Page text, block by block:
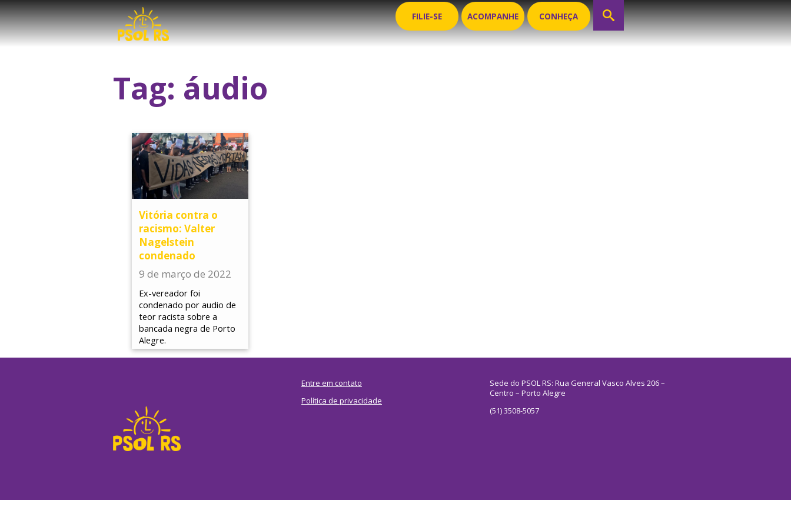
FILIE-SE ACOMPANHE CONHEÇA
Tag: áudio
Vitória contra o
racismo: Valter
Nagelstein
condenado
9 de março de 2022
Ex-vereador foi
condenado por audio de
teor racista sobre a
bancada negra de Porto
Alegre.
Entre em contato
Política de privacidade
Sede do PSOL RS: Rua General Vasco Alves 206 –
Centro – Porto Alegre
(51) 3508-5057